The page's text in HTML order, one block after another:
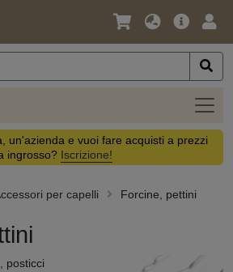
Lingua
Valuta
Offerta
un'azienda e vuoi fare acquisti a prezzi
ingrosso? Iscrizione!
per capelli Forcine, pettini
posticci